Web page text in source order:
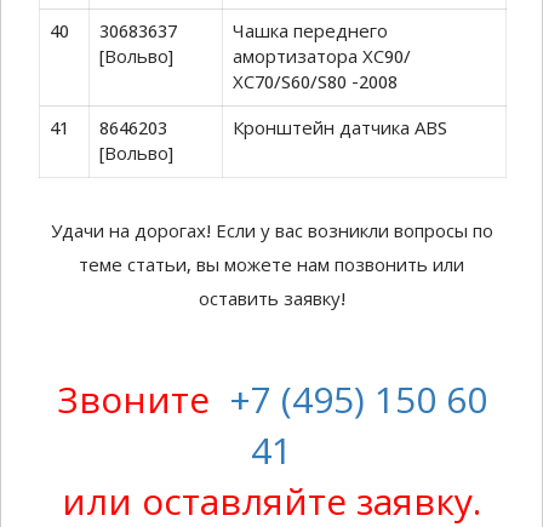
40
30683637
[Вольво]
Чашка переднего
амортизатора ХС90/
ХС70/S60/S80 -2008
41
8646203
[Вольво]
Кронштейн датчика АВS
Удачи на дорогах! Если у вас возникли вопросы по
теме статьи, вы можете нам позвонить или
оставить заявку!
Звоните +7 (495) 150 60
41
или оставляйте заявку.